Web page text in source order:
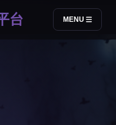
台 MENU